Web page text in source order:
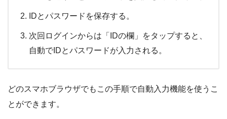
IDとパスワードを保存する。
次回ログインからは「IDの欄」をタップすると、
自動でIDとパスワードが入力される。
どのスマホブラウザでもこの手順で自動入力機能を使うこ
とができます。